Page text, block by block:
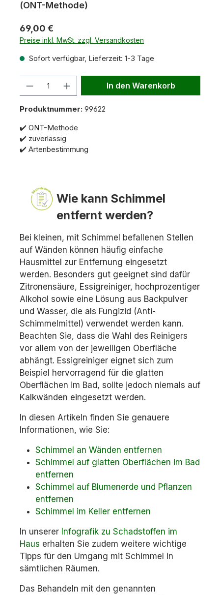
(ONT-Methode)
69,00 €
Preise inkl. MwSt. zzgl. Versandkosten
Sofort verfügbar, Lieferzeit: 1-3 Tage
In den Warenkorb
Produktnummer: 99622
✔️ ONT-Methode
✔️ zuverlässig
✔️ Artenbestimmung
Wie kann Schimmel
entfernt werden?
Bei kleinen, mit Schimmel befallenen Stellen
auf Wänden können häufig einfache
Hausmittel zur Entfernung eingesetzt
werden. Besonders gut geeignet sind dafür
Zitronensäure, Essigreiniger, hochprozentiger
Alkohol sowie eine Lösung aus Backpulver
und Wasser, die als Fungizid (Anti-
Schimmelmittel) verwendet werden kann.
Beachten Sie, dass die Wahl des Reinigers
vor allem von der jeweiligen Oberfläche
abhängt. Essigreiniger eignet sich zum
Beispiel hervorragend für die glatten
Oberflächen im Bad, sollte jedoch niemals auf
Kalkwänden eingesetzt werden.
In diesen Artikeln finden Sie genauere
Informationen, wie Sie:
Schimmel an Wänden entfernen
Schimmel auf glatten Oberflächen im Bad
entfernen
Schimmel auf Blumenerde und Pflanzen
entfernen
Schimmel im Keller entfernen
In unserer Infografik zu Schadstoffen im
Haus erhalten Sie zudem weitere wichtige
Tipps für den Umgang mit Schimmel in
sämtlichen Räumen.
Das Behandeln mit den genannten